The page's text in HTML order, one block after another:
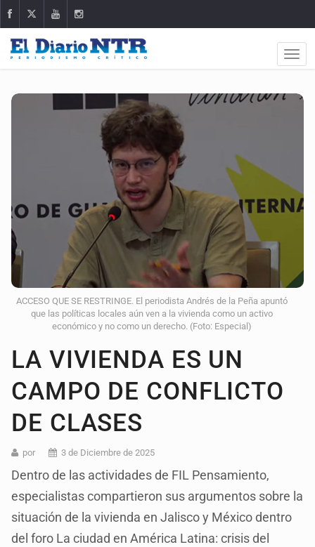
ACCESO QUE SE RESTRINGE. El periodista Andrés de la Peña apuntó
que las políticas locales aún ven a la vivienda como un activo
económico y no como un derecho. (Foto: Especial)
LA VIVIENDA ES UN
CAMPO DE CONFLICTO
DE CLASES
por 3 de Diciembre de 2025
Dentro de las actividades de FIL Pensamiento,
especialistas compartieron sus argumentos sobre la
situación de la vivienda en Jalisco y México dentro
del foro La ciudad en América Latina: crisis del